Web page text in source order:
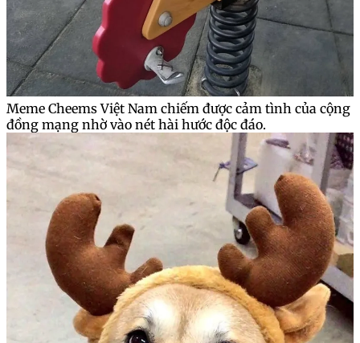
Meme Cheems Việt Nam chiếm được cảm tình của cộng
đồng mạng nhờ vào nét hài hước độc đáo.